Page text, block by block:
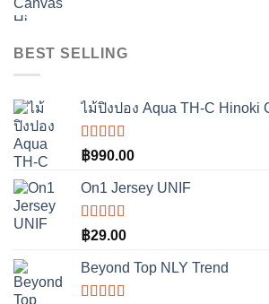
1-5
BEST SELLING
ไม้ปิงปอง Aqua TH-C Hinoki
ให้
คะแนน
3.50
ตั้งแต่ 1-
5
คะแนน
฿990.00
On1 Jersey UNIF
ให้คะแนน
5.00
1-5 คะแนน
฿29.00
Beyond Top NLY Trend